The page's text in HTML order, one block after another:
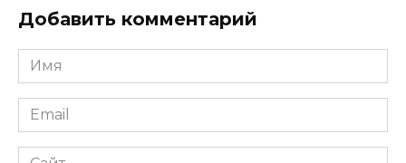
Добавить комментарий
Имя
Email
Сайт